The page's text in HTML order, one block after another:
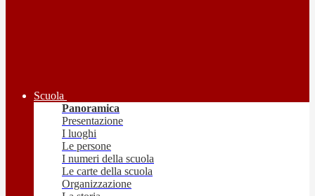
Scuola
Panoramica
Presentazione
I luoghi
Le persone
I numeri della scuola
Le carte della scuola
Organizzazione